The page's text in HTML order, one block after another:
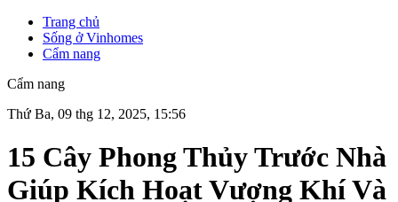
Trang chủ
Sống ở Vinhomes
Cẩm nang
Cẩm nang
Thứ Ba, 09 thg 12, 2025, 15:56
15 Cây Phong Thủy Trước Nhà
Giúp Kích Hoạt Vượng Khí Và